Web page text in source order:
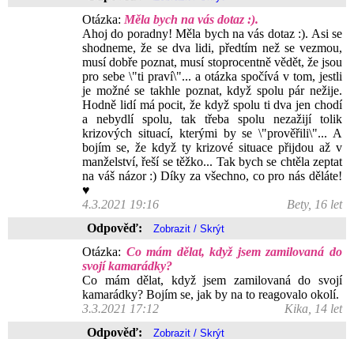
Otázka: Měla bych na vás dotaz :).
Ahoj do poradny! Měla bych na vás dotaz :). Asi se
shodneme, že se dva lidi, předtím než se vezmou,
musí dobře poznat, musí stoprocentně vědět, že jsou
pro sebe \"ti praví\"... a otázka spočívá v tom, jestli
je možné se takhle poznat, když spolu pár nežije.
Hodně lidí má pocit, že když spolu ti dva jen chodí
a nebydlí spolu, tak třeba spolu nezažijí tolik
krizových situací, kterými by se \"prověřili\"... A
bojím se, že když ty krizové situace přijdou až v
manželství, řeší se těžko... Tak bych se chtěla zeptat
na váš názor :) Díky za všechno, co pro nás děláte!
♥
4.3.2021 19:16
Bety, 16 let
Odpověď:
Otázka: Co mám dělat, když jsem zamilovaná do
svojí kamarádky?
Co mám dělat, když jsem zamilovaná do svojí
kamarádky? Bojím se, jak by na to reagovalo okolí.
3.3.2021 17:12
Kika, 14 let
Odpověď: